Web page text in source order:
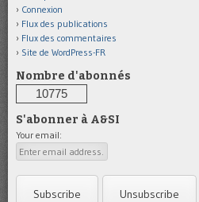
Connexion
Flux des publications
Flux des commentaires
Site de WordPress-FR
Nombre d'abonnés
10775
S'abonner à A&SI
Your email: